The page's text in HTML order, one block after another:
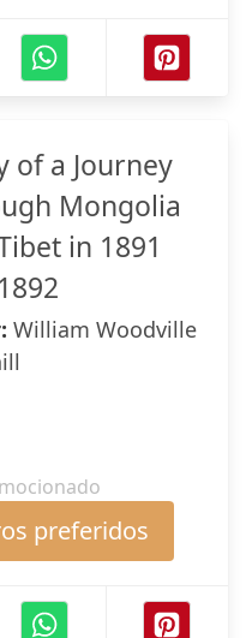
of a Journey
Mongolia
in 1891
William Woodville
preferidos